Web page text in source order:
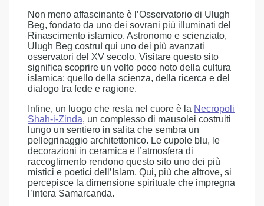
Non meno affascinante è l’Osservatorio di Ulugh
Beg, fondato da uno dei sovrani più illuminati del
Rinascimento islamico. Astronomo e scienziato,
Ulugh Beg costruì qui uno dei più avanzati
osservatori del XV secolo. Visitare questo sito
significa scoprire un volto poco noto della cultura
islamica: quello della scienza, della ricerca e del
dialogo tra fede e ragione.
Infine, un luogo che resta nel cuore è la Necropoli
Shah-i-Zinda, un complesso di mausolei costruiti
lungo un sentiero in salita che sembra un
pellegrinaggio architettonico. Le cupole blu, le
decorazioni in ceramica e l’atmosfera di
raccoglimento rendono questo sito uno dei più
mistici e poetici dell’Islam. Qui, più che altrove, si
percepisce la dimensione spirituale che impregna
l’intera Samarcanda.